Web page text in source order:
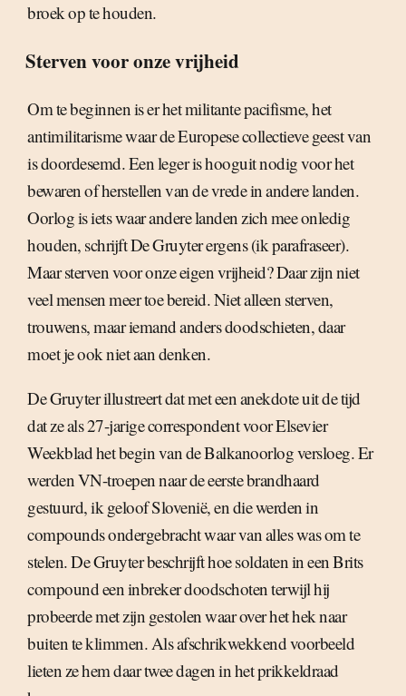
broek op te houden.
Sterven voor onze vrijheid
Om te beginnen is er het militante pacifisme, het
antimilitarisme waar de Europese collectieve geest van
is doordesemd. Een leger is hooguit nodig voor het
bewaren of herstellen van de vrede in andere landen.
Oorlog is iets waar andere landen zich mee onledig
houden, schrijft De Gruyter ergens (ik parafraseer).
Maar sterven voor onze eigen vrijheid? Daar zijn niet
veel mensen meer toe bereid. Niet alleen sterven,
trouwens, maar iemand anders doodschieten, daar
moet je ook niet aan denken.
De Gruyter illustreert dat met een anekdote uit de tijd
dat ze als 27-jarige correspondent voor Elsevier
Weekblad het begin van de Balkanoorlog versloeg. Er
werden VN-troepen naar de eerste brandhaard
gestuurd, ik geloof Slovenië, en die werden in
compounds ondergebracht waar van alles was om te
stelen. De Gruyter beschrijft hoe soldaten in een Brits
compound een inbreker doodschoten terwijl hij
probeerde met zijn gestolen waar over het hek naar
buiten te klimmen. Als afschrikwekkend voorbeeld
lieten ze hem daar twee dagen in het prikkeldraad